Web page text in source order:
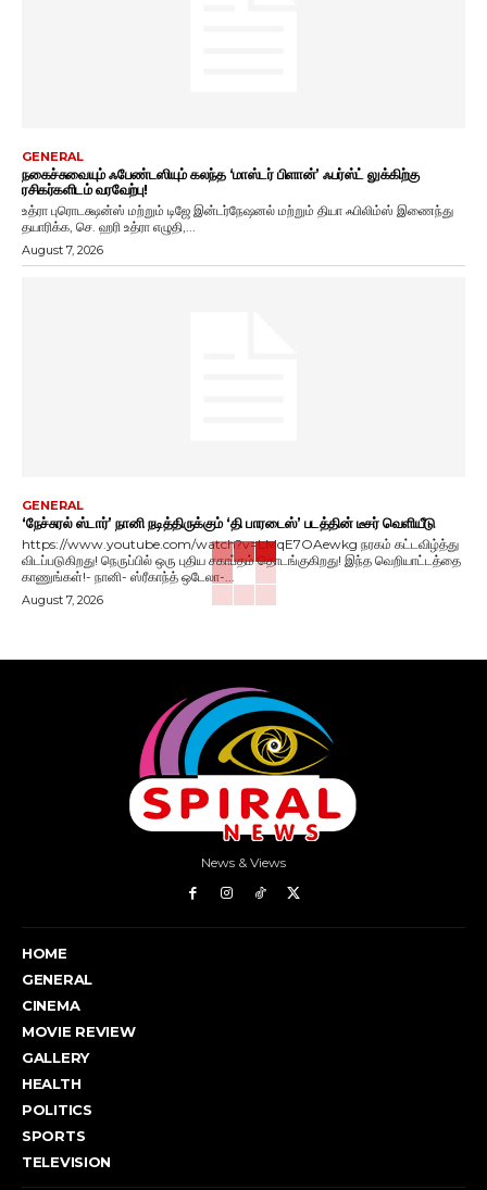
GENERAL
நகைச்சுவையும் ஃபேண்டஸியும் கலந்த ‘மாஸ்டர் பிளான்’ ஃபர்ஸ்ட் லுக்கிற்கு
ரசிகர்களிடம் வரவேற்பு!
உத்ரா புரொடக்ஷன்ஸ் மற்றும் டிஜே இன்டர்நேஷனல் மற்றும் தியா ஃபிலிம்ஸ் இணைந்து
தயாரிக்க, செ. ஹரி உத்ரா எழுதி,...
August 7, 2026
GENERAL
‘நேச்சுரல் ஸ்டார்’ நானி நடித்திருக்கும் ‘தி பாரடைஸ்’ படத்தின் டீசர் வெளியீடு
https://www.youtube.com/watch?v=LMqE7OAewkg நரகம் கட்டவிழ்த்து
விடப்படுகிறது! நெருப்பில் ஒரு புதிய சகாப்தம் தொடங்குகிறது! இந்த வெறியாட்டத்தை
காணுங்கள்!- நானி- ஸ்ரீகாந்த் ஒடேலா-...
August 7, 2026
News & Views
HOME
GENERAL
CINEMA
MOVIE REVIEW
GALLERY
HEALTH
POLITICS
SPORTS
TELEVISION